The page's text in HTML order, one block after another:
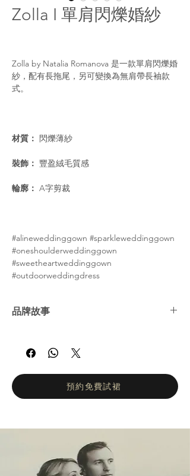
Zolla I 單肩閃爍婚紗
Zolla by Natalia Romanova 是一款單肩閃爍婚
紗，配有長拖尾，另可變換為無肩帶長袖款
式。
材質： 閃爍薄紗
裝飾： 豐盈絨毛質感
輪廓： A字剪裁
#alineweddinggown #sparkleweddinggown
#oneshoulderweddinggown
#sweetheartweddinggown
#outdoorweddingdress
品牌故事
俄羅斯婚紗女王。自2002年以來，娜塔莉亞羅
曼諾娃的工作室一直致力於打造輕盈飄逸、凸
禮當天專注於拍攝婚紗照和享受眾人的讚美目
光，而不是忙於換裝。
預約免費試裙